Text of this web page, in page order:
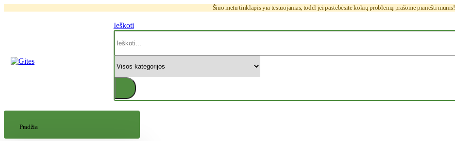
Šiuo metu tinklapis yra testuojamas, todėl jei pastebėsite kokių problemų prašome pranešti mums!
Ieškoti
Pradžia